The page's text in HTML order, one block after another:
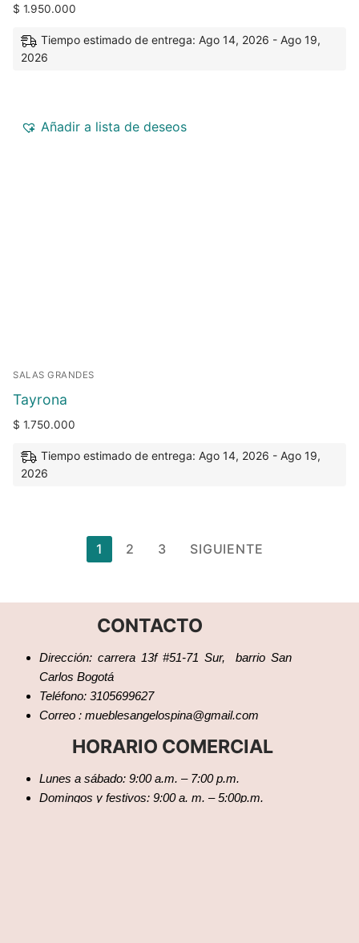
$ 1.950.000
Tiempo estimado de entrega: Ago 14, 2026 - Ago 19,
2026
Añadir a lista de deseos
SALAS GRANDES
Tayrona
$ 1.750.000
Tiempo estimado de entrega: Ago 14, 2026 - Ago 19,
2026
1 2 3 SIGUIENTE
CONTACTO
Dirección: carrera 13f #51-71 Sur, barrio San
Carlos Bogotá
Teléfono: 3105699627
Correo : mueblesangelospina@gmail.com
HORARIO COMERCIAL
Lunes a sábado: 9:00 a.m. – 7:00 p.m.
Domingos y festivos: 9:00 a. m. – 5:00p.m.